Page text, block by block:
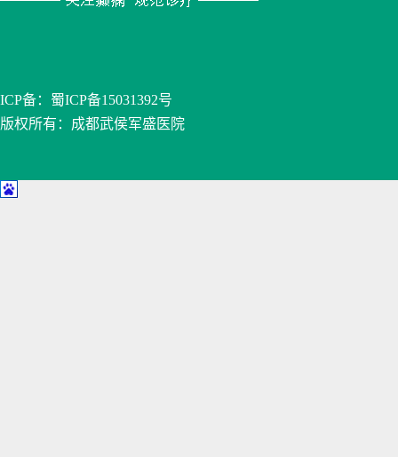
ICP备： 蜀ICP备15031392号
版权所有：成都武侯军盛医院